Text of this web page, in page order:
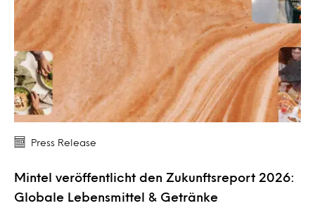
Press Release
Mintel veröffentlicht den Zukunftsreport 2026:
Globale Lebensmittel & Getränke